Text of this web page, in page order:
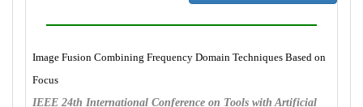
Image Fusion Combining Frequency Domain Techniques Based on
Focus
IEEE 24th International Conference on Tools with Artificial